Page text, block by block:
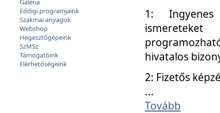
Galéria
Eddigi programjaink
Szakmai anyagok
Webshop
Hegesztőgépeink
SzMSz
Támogatóink
Elérhetőségeink
1: Ingyenes
hivatalos
2: Fizetős
...
Tovább